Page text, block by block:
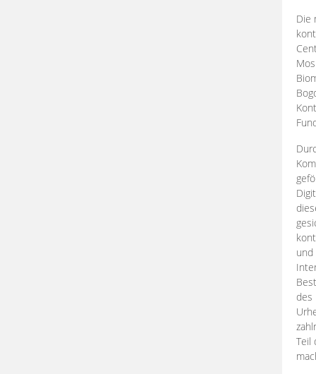
Die
des
Teil